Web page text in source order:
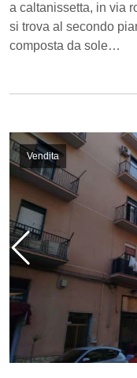
a caltanissetta, in via
si trova al secondo
composta da sole…
Vendita